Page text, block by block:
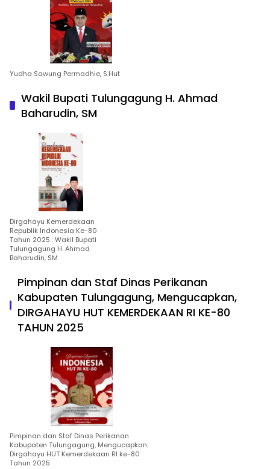
Yudha Sawung Permadhie, S.Hut
Wakil Bupati Tulungagung H. Ahmad
Baharudin, SM
Dirgahayu Kemerdekaan
Republik Indonesia Ke-80
Tahun 2025 : Wakil Bupati
Tulungagung H. Ahmad
Baharudin, SM
Pimpinan dan Staf Dinas Perikanan
Kabupaten Tulungagung, Mengucapkan,
DIRGAHAYU HUT KEMERDEKAAN RI KE-80
TAHUN 2025
Pimpinan dan Staf Dinas Perikanan
Kabupaten Tulungagung, Mengucapkan:
Dirgahayu HUT Kemerdekaan RI ke-80
Tahun 2025